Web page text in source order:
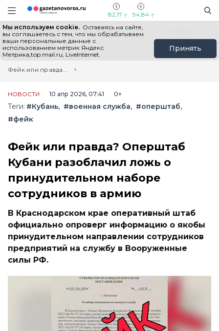
Информационный портал "ГазетаНоворос.ру"
Навигация сайта
82,17 94,84
Мы используем cookie. Оставаясь на сайте,
вы соглашаетесь с тем, что мы обрабатываем
ваши персональные данные с
использованием метрик Яндекс
Метрика,top.mail.ru, LiveInternet.
Принять
Все новости Новости России
Главная
Лента новостей
Фейк или правда? Оперштаб Кубани разоблачил ложь о принудительном наборе сотрудников в армию
НОВОСТИ 10 апр 2026, 07:41 0+
Теги: #Кубань #военная служба
#оперштаб
#фейк
Фейк или правда? Оперштаб
Кубани разоблачил ложь о
принудительном наборе
сотрудников в армию
В Краснодарском крае оперативный штаб
официально опроверг информацию о якобы
принудительном направлении сотрудников
предприятий на службу в Вооруженные
силы РФ.